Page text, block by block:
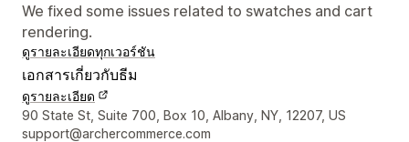
We fixed some issues related to swatches and cart
rendering.
ดูรายละเอียดทุกเวอร์ชัน
เอกสารเกี่ยวกับธีม
ดูรายละเอียด
รายละเอียดการติดต่อผู้ออกแบบ
90 State St, Suite 700, Box 10, Albany, NY, 12207, US
support@archercommerce.com